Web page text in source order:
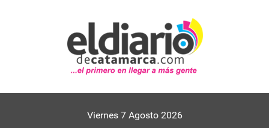
Viernes 7 Agosto 2026